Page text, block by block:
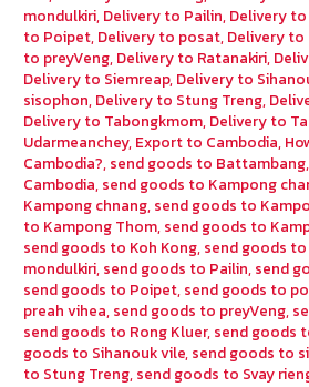
mondulkiri, Delivery to Pailin, Delivery
to Poipet, Delivery to posat, Delivery to
to preyVeng, Delivery to Ratanakiri,
Delivery to Siemreap, Delivery to
sisophon, Delivery to Stung Treng,
Delivery to Tabongkmom, Delivery to
Udarmeanchey, Export to Cambodia,
Cambodia?, send goods to Battambang,
Cambodia, send goods to Kampong
Kampong chnang, send goods to
to Kampong Thom, send goods to
send goods to Koh Kong, send goods
mondulkiri, send goods to Pailin, send
send goods to Poipet, send goods to
preah vihea, send goods to preyVeng,
send goods to Rong Kluer, send goods
goods to Sihanouk vile, send goods to
to Stung Treng, send goods to Svay